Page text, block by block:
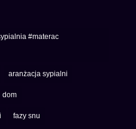
#materac
aranżacja sypialni
dom
fazy snu